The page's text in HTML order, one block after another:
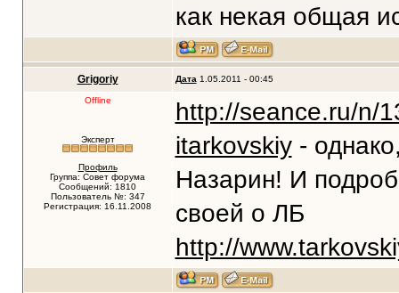
как некая общая
Grigoriy Дата 1.05.2011 - 00:45
Offline
Эксперт
Профиль
Группа: Совет форума
Сообщений: 1810
Пользователь №: 347
Регистрация: 16.11.2008
http://seance.ru/n/
itarkovskiy-
Назарин! И
своей о ЛБ
http://